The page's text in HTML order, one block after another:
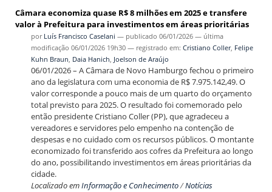
Câmara economiza quase R$ 8 milhões em 2025 e transfere
valor à Prefeitura para investimentos em áreas prioritárias
por Luís Francisco Caselani — publicado 06/01/2026 — última
modificação 06/01/2026 19h30 — registrado em: Cristiano Coller, Felipe
Kuhn Braun, Daia Hanich, Joelson de Araújo
06/01/2026 – A Câmara de Novo Hamburgo fechou o primeiro
ano da legislatura com uma economia de R$ 7.975.142,49. O
valor corresponde a pouco mais de um quarto do orçamento
total previsto para 2025. O resultado foi comemorado pelo
então presidente Cristiano Coller (PP), que agradeceu a
vereadores e servidores pelo empenho na contenção de
despesas e no cuidado com os recursos públicos. O montante
economizado foi transferido aos cofres da Prefeitura ao longo
do ano, possibilitando investimentos em áreas prioritárias da
cidade.
Localizado emInformação e Conhecimento/Notícias